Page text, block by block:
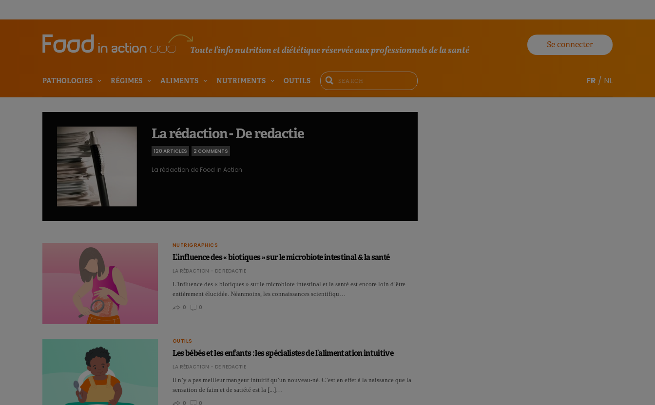
Toute l'info nutrition et diététique réservée aux professionnels de la santé
Se connecter
PATHOLOGIES RÉGIMES ALIMENTS NUTRIMENTS OUTILS FR / NL
La rédaction - De redactie
120 ARTICLES 2 COMMENTS
La rédaction de Food in Action
NUTRIGRAPHICS
L’influence des « biotiques » sur le microbiote intestinal & la santé
LA RÉDACTION - DE REDACTIE
L’influence des « biotiques » sur le microbiote intestinal et la santé est encore loin d’être
entièrement élucidée. Néanmoins, les connaissances scientifiqu…
0
0
OUTILS
Les bébés et les enfants : les spécialistes de l’alimentation intuitive
LA RÉDACTION - DE REDACTIE
Il n’y a pas meilleur mangeur intuitif qu’un nouveau-né. C’est en effet à la naissance que la
sensation de faim et de satiété est la [...]…
0
0